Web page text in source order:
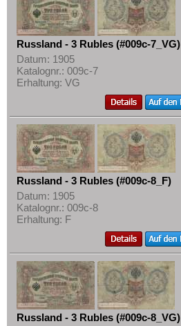
Russland - 3 Rubles (#009c-7_VG)
Datum: 1905
Katalognr.: 009c-7
Erhaltung: VG
Russland - 3 Rubles (#009c-8_F)
Datum: 1905
Katalognr.: 009c-8
Erhaltung: F
Russland - 3 Rubles (#009c-8_VG)